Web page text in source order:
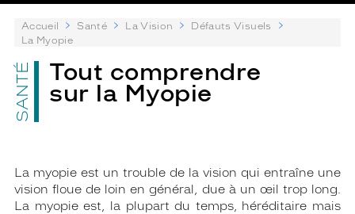
Accueil Santé La Vision
Défauts Visuels
La Myopie
SANTÉ Tout comprendre
sur la Myopie
La myopie est un trouble de la vision qui entraîne une
vision floue de loin en général, due à un œil trop long.
La myopie est, la plupart du temps, héréditaire mais